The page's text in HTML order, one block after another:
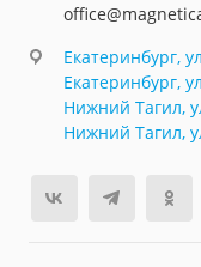
Екатеринбург,
Екатеринбург,
Нижний Тагил,
Нижний Тагил,